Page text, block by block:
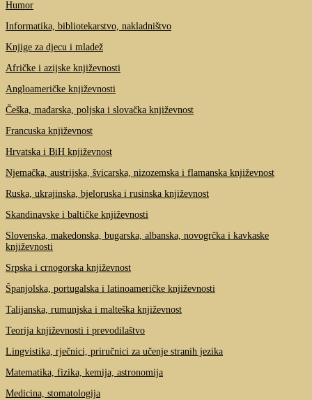
Humor
Informatika, bibliotekarstvo, nakladništvo
Knjige za djecu i mladež
Afričke i azijske književnosti
Angloameričke književnosti
Češka, mađarska, poljska i slovačka književnost
Francuska književnost
Hrvatska i BiH književnost
Njemačka, austrijska, švicarska, nizozemska i flamanska književnost
Ruska, ukrajinska, bjeloruska i rusinska književnost
Skandinavske i baltičke književnosti
Slovenska, makedonska, bugarska, albanska, novogrčka i kavkaske
književnosti
Srpska i crnogorska književnost
Španjolska, portugalska i latinoameričke književnosti
Talijanska, rumunjska i malteška književnost
Teorija književnosti i prevodilaštvo
Lingvistika, rječnici, priručnici za učenje stranih jezika
Matematika, fizika, kemija, astronomija
Medicina, stomatologija